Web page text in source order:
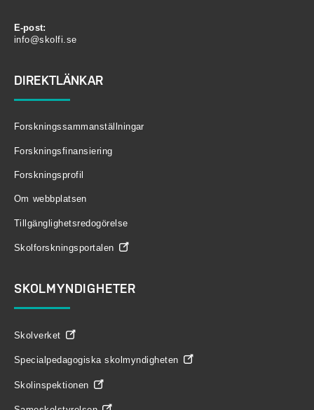
E-post:
info@skolfi.se
DIREKTLÄNKAR
Forskningssammanställningar
Forskningsfinansiering
Forskningsprofil
Om webbplatsen
Tillgänglighetsredogörelse
Skolforskningsportalen
SKOLMYNDIGHETER
Skolverket
Specialpedagogiska skolmyndigheten
Skolinspektionen